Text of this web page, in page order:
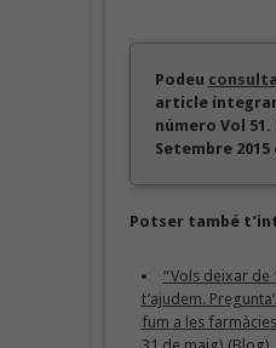
Podeu
article
número Vol 51.
Setembre
Potser també
“Vols deixar de
t’ajudem.
fum a les